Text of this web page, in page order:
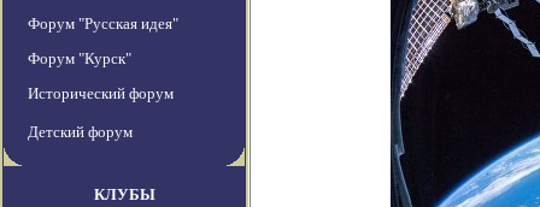
Форум "Русская идея"
Форум "Курск"
Исторический форум
Детский форум
КЛУБЫ